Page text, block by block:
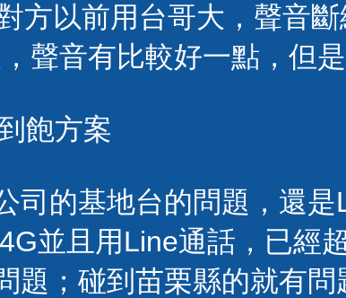
方以前用台哥大，聲音
聲音有比較好一點，但
飽方案
司的基地台的問題，還
並且用Line通話，已經
題；碰到苗栗縣的就有問